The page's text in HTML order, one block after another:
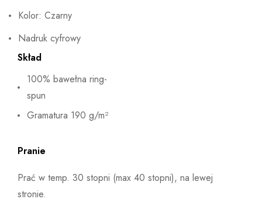
Kolor: Czarny
Nadruk cyfrowy
Skład
100% bawełna ring-
spun
Gramatura 190 g/m²
Pranie
Prać w temp. 30 stopni (max 40 stopni), na lewej
stronie.